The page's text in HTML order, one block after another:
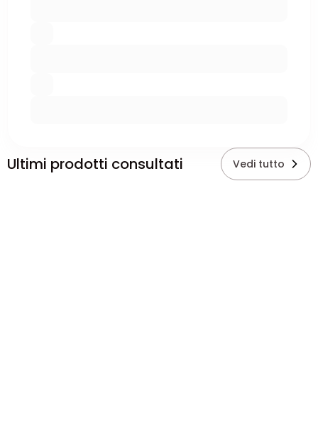
Ultimi prodotti consultati Vedi tutto